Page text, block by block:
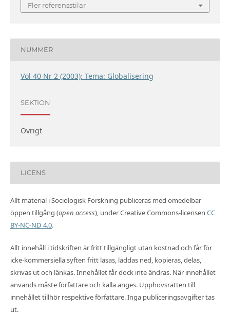
Fler referensstilar
NUMMER
Vol 40 Nr 2 (2003): Tema: Globalisering
SEKTION
Övrigt
LICENS
Allt material i Sociologisk Forskning publiceras med omedelbar
öppen tillgång (open access), under Creative Commons-licensen CC
BY-NC-ND 4.0.
Allt innehåll i tidskriften är fritt tillgängligt utan kostnad och får för
icke-kommersiella syften fritt läsas, laddas ned, kopieras, delas,
skrivas ut och länkas. Innehållet får dock inte ändras. När innehållet
används måste författare och källa anges. Upphovsrätten till
innehållet tillhör respektive författare. Inga publiceringsavgifter tas
ut.